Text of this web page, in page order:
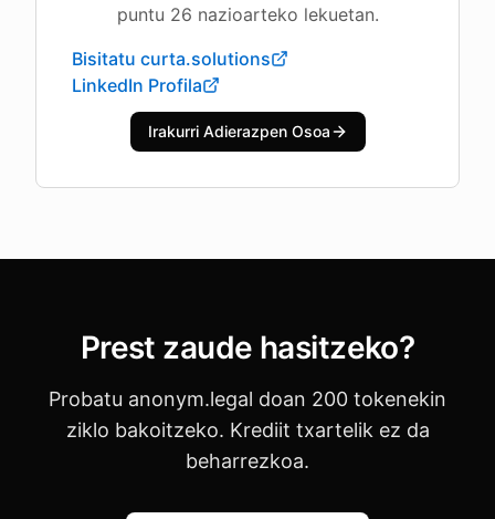
puntu 26 nazioarteko lekuetan.
Bisitatu curta.solutions
LinkedIn Profila
Irakurri Adierazpen Osoa
Prest zaude hasitzeko?
Probatu anonym.legal doan 200 tokenekin
ziklo bakoitzeko. Krediit txartelik ez da
beharrezkoa.